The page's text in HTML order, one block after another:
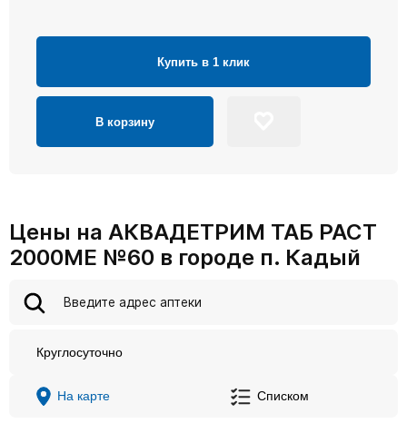
Купить в 1 клик
В корзину
Цены на АКВАДЕТРИМ ТАБ РАСТ
2000МЕ №60 в городе п. Кадый
Круглосуточно
На карте Списком